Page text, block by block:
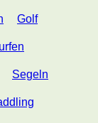
Golf
Segeln